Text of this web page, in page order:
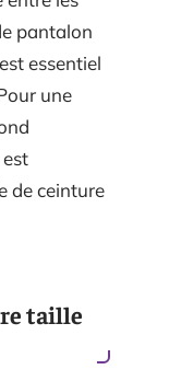
pantalon
essentiel
une
de ceinture
taille